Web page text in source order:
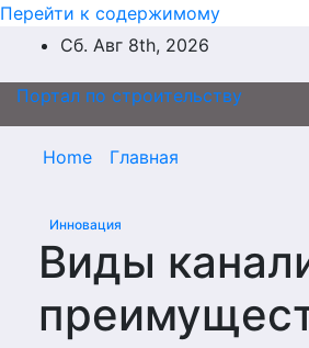
Перейти к содержимому
Сб. Авг 8th, 2026
Портал по строительству
Home Главная
Инновация
Виды